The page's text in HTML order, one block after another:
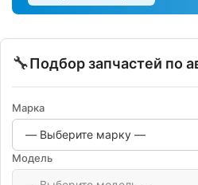
🔧Подбор запчастей по
Марка
Модель